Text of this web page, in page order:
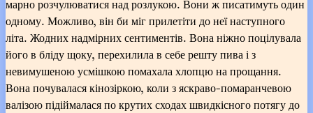
марно розчулюватися над розлукою. Вони ж писатимуть один
одному. Можливо, він би міг прилетіти до неї наступного
літа. Жодних надмірних сентиментів. Вона ніжно поцілувала
його в бліду щоку, перехилила в себе решту пива і з
невимушеною усмішкою помахала хлопцю на прощання.
Вона почувалася кінозіркою, коли з яскраво-помаранчевою
валізою підіймалася по крутих сходах швидкісного потягу до